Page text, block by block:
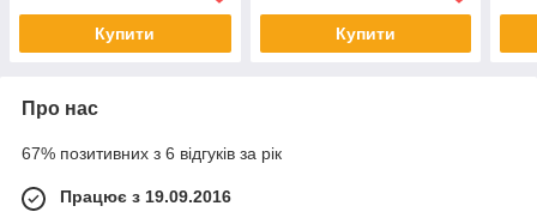
Купити Купити
Про нас
67% позитивних з 6 відгуків за рік
Працює з 19.09.2016